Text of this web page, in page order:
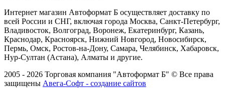
Интернет магазин Автоформат Б осуществляет доставку по
всей России и СНГ, включая города Москва, Санкт-Петербург,
Владивосток, Волгоград, Воронеж, Екатеринбург, Казань,
Краснодар, Красноярск, Нижний Новгород, Новосибирск,
Пермь, Омск, Ростов-на-Дону, Самара, Челябинск, Хабаровск,
Нур-Султан (Астана), Алматы и другие.
2005 - 2026 Торговая компания "Автоформат Б" © Все права
защищены Авега-Софт - создание сайтов